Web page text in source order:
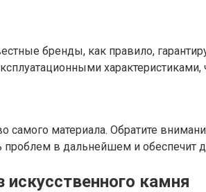
бренды, как правило,
самого материала. Обратите
в дальнейшем и обеспечит
искусственного камня